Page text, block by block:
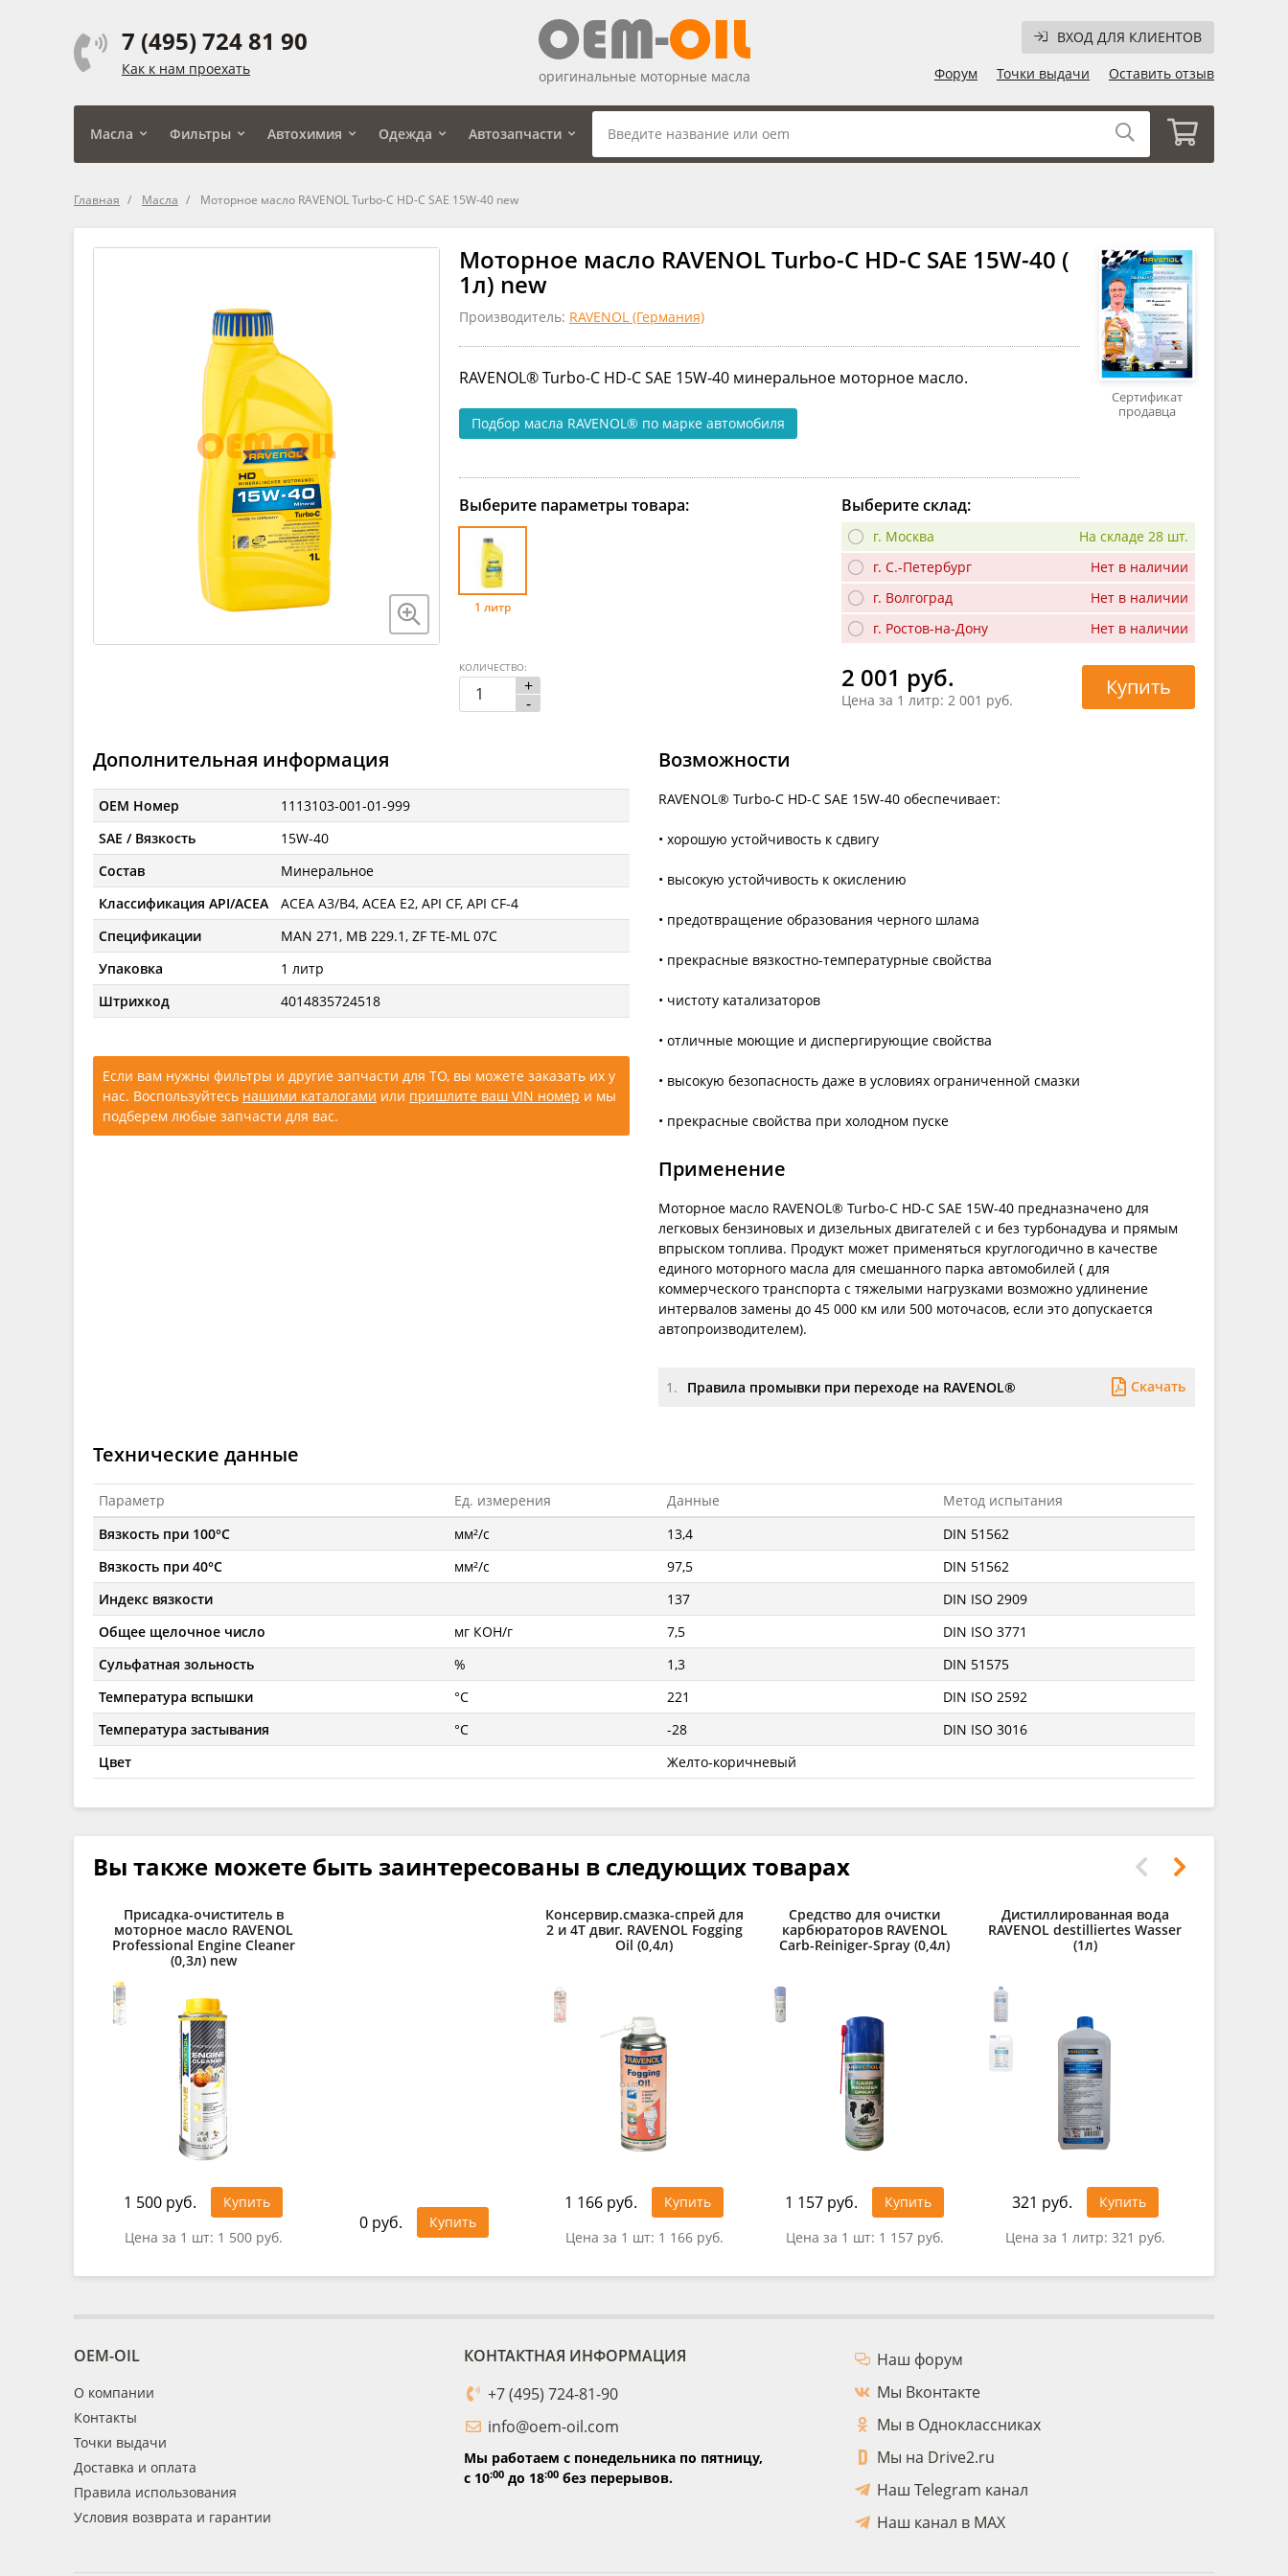
7 (495) 724 81 90
Как к нам проехать
ВХОД ДЛЯ КЛИЕНТОВ
Форум
Точки выдачи Оставить отзыв
оригинальные моторные масла
Масла Фильтры Автохимия Одежда Автозапчасти
Главная Масла Моторное масло RAVENOL Turbo-C HD-C SAE 15W-40 new
Моторное масло RAVENOL Turbo-C HD-C SAE 15W-40 (
1л) new
Производитель: RAVENOL (Германия)
RAVENOL® Turbo-C HD-C SAE 15W-40 минеральное моторное масло.
Подбор масла RAVENOL® по марке автомобиля
Сертификат
продавца
Выберите параметры товара:
1 литр
Выберите склад:
г. Москва
На складе 28 шт.
г. С.-Петербург
Нет в наличии
г. Волгоград
Нет в наличии
г. Ростов-на-Дону
Нет в наличии
2 001 руб.
Цена за 1 литр: 2 001 руб.
+
-
КОЛИЧЕСТВО:
Купить
Дополнительная информация
OEM Номер
1113103-001-01-999
SAE / Вязкость
15W-40
Состав
Минеральное
Классификация API/ACEA
ACEA A3/B4, ACEA E2, API CF, API CF-4
Спецификации
MAN 271, MB 229.1, ZF TE-ML 07C
Упаковка
1 литр
Штрихкод
4014835724518
Если вам нужны фильтры и другие запчасти для ТО, вы можете заказать их у
нас. Воспользуйтесь нашими каталогами или пришлите ваш VIN номер и мы
подберем любые запчасти для вас.
Возможности
RAVENOL® Turbo-C HD-C SAE 15W-40 обеспечивает:
• хорошую устойчивость к сдвигу
• высокую устойчивость к окислению
• предотвращение образования черного шлама
• прекрасные вязкостно-температурные свойства
• чистоту катализаторов
• отличные моющие и диспергирующие свойства
• высокую безопасность даже в условиях ограниченной смазки
• прекрасные свойства при холодном пуске
Применение
Моторное масло RAVENOL® Turbo-C HD-C SAE 15W-40 предназначено для
легковых бензиновых и дизельных двигателей с и без турбонадува и прямым
впрыском топлива. Продукт может применяться круглогодично в качестве
единого моторного масла для смешанного парка автомобилей ( для
коммерческого транспорта с тяжелыми нагрузками возможно удлинение
интервалов замены до 45 000 км или 500 моточасов, если это допускается
автопроизводителем).
1. Правила промывки при переходе на RAVENOL® Скачать
Технические данные
Параметр Ед. измерения Данные
Метод испытания
Вязкость при 100°C
мм²/с 13,4
DIN 51562
Вязкость при 40°C
мм²/с 97,5
DIN 51562
Индекс вязкости
137
DIN ISO 2909
Общее щелочное число
мг КОН/г 7,5
DIN ISO 3771
Сульфатная зольность
% 1,3
DIN 51575
Температура вспышки
°C 221
DIN ISO 2592
Температура застывания
°C -28
DIN ISO 3016
Цвет
Желто-коричневый
Вы также можете быть заинтересованы в следующих товарах
Присадка-очиститель в
моторное масло RAVENOL
Professional Engine Cleaner
(0,3л) new
1 500 руб.
Купить
Цена за 1 шт: 1 500 руб.
0 руб. Купить
Консервир.смазка-спрей для
2 и 4Т двиг. RAVENOL Fogging
Oil (0,4л)
1 166 руб.
Купить
Цена за 1 шт: 1 166 руб.
Средство для очистки
карбюраторов RAVENOL
Carb-Reiniger-Spray (0,4л)
1 157 руб.
Купить
Цена за 1 шт: 1 157 руб.
Дистиллированная вода
RAVENOL destilliertes Wasser
(1л)
321 руб.
Купить
Цена за 1 литр: 321 руб.
OEM-OIL
О компании
Контакты
Точки выдачи
Доставка и оплата
Правила использования
Условия возврата и гарантии
КОНТАКТНАЯ ИНФОРМАЦИЯ
+7 (495) 724-81-90
info@oem-oil.com
Мы работаем с понедельника по пятницу,
с 10:00до 18:00без перерывов.
Наш форум
Мы Вконтакте
Мы в Одноклассниках
Мы на Drive2.ru
Наш Telegram канал
Наш канал в MAX